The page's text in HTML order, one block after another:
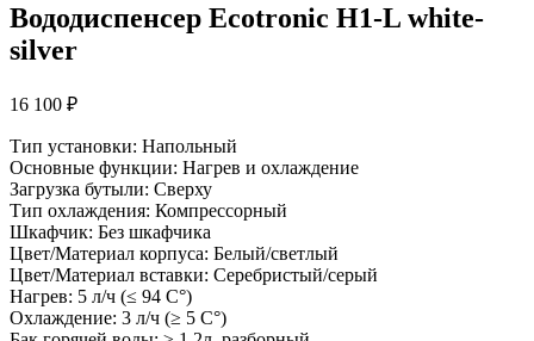
Вододиспенсер Ecotronic Н1-L white-
silver
16 100 ₽
Тип установки: Напольный
Основные функции: Нагрев и охлаждение
Загрузка бутыли: Сверху
Тип охлаждения: Компрессорный
Шкафчик: Без шкафчика
Цвет/Материал корпуса: Белый/светлый
Цвет/Материал вставки: Серебристый/серый
Нагрев: 5 л/ч (≤ 94 C°)
Охлаждение: 3 л/ч (≥ 5 C°)